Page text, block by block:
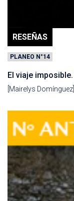
RESEÑAS
PLANEO N°14
El viaje
[Mairelys Domínguez]